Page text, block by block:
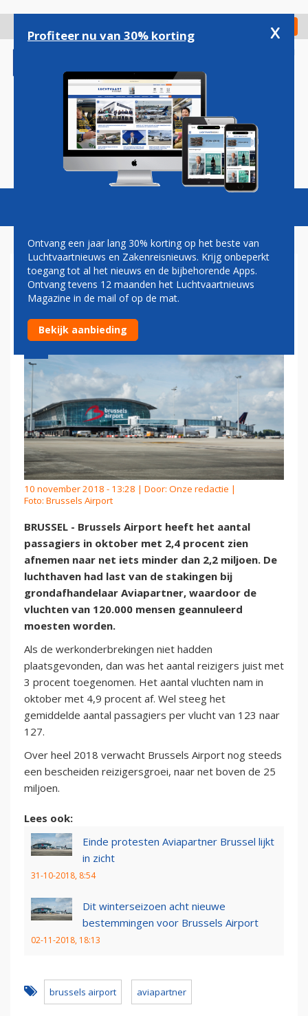
gaan
Check in
Magazine Podcasts Vacatures
STAKINGEN DOEN BRUSSELS
AIRPORT PIJN
10 november 2018 - 13:28 | Door: Onze redactie |
Foto: Brussels Airport
BRUSSEL - Brussels Airport heeft het aantal
passagiers in oktober met 2,4 procent zien
afnemen naar net iets minder dan 2,2 miljoen. De
luchthaven had last van de stakingen bij
grondafhandelaar Aviapartner, waardoor de
vluchten van 120.000 mensen geannuleerd
moesten worden.
Als de werkonderbrekingen niet hadden
plaatsgevonden, dan was het aantal reizigers juist met
3 procent toegenomen. Het aantal vluchten nam in
oktober met 4,9 procent af. Wel steeg het
gemiddelde aantal passagiers per vlucht van 123 naar
127.
Over heel 2018 verwacht Brussels Airport nog steeds
een bescheiden reizigersgroei, naar net boven de 25
miljoen.
Lees ook:
Einde protesten Aviapartner Brussel lijkt
in zicht
31-10-2018, 8:54
Dit winterseizoen acht nieuwe
bestemmingen voor Brussels Airport
02-11-2018, 18:13
brussels airport aviapartner
Profiteer nu van 30% korting x
Ontvang een jaar lang 30% korting op het beste van
Luchtvaartnieuws en Zakenreisnieuws. Krijg onbeperkt
toegang tot al het nieuws en de bijbehorende Apps.
Ontvang tevens 12 maanden het Luchtvaartnieuws
Magazine in de mail of op de mat.
Bekijk aanbieding